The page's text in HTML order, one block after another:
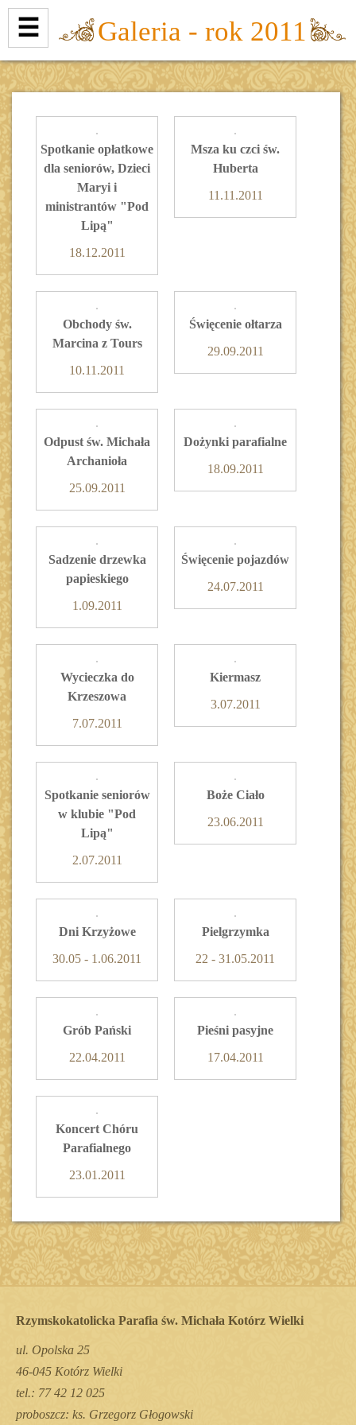
☰ Galeria - rok 2011
Spotkanie opłatkowe
dla seniorów, Dzieci
Maryi i
ministrantów "Pod
Lipą"
18.12.2011
Msza ku czci św.
Huberta
11.11.2011
Obchody św.
Marcina z Tours
10.11.2011
Święcenie ołtarza
29.09.2011
Odpust św. Michała
Archanioła
25.09.2011
Dożynki parafialne
18.09.2011
Sadzenie drzewka
papieskiego
1.09.2011
Święcenie pojazdów
24.07.2011
Wycieczka do
Krzeszowa
7.07.2011
Kiermasz
3.07.2011
Spotkanie seniorów
w klubie "Pod
Lipą"
2.07.2011
Boże Ciało
23.06.2011
Dni Krzyżowe
30.05 - 1.06.2011
Pielgrzymka
22 - 31.05.2011
Grób Pański
22.04.2011
Pieśni pasyjne
17.04.2011
Koncert Chóru
Parafialnego
23.01.2011
Rzymskokatolicka Parafia św. Michała Kotórz Wielki
ul. Opolska 25
46-045 Kotórz Wielki
tel.: 77 42 12 025
proboszcz: ks. Grzegorz Głogowski